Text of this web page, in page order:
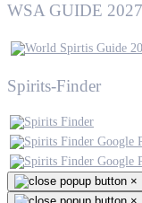
WSA GUIDE 2027
Spirits-Finder
×